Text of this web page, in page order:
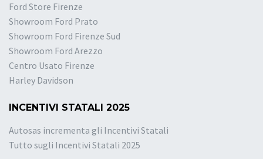
Ford Store Firenze
Showroom Ford Prato
Showroom Ford Firenze Sud
Showroom Ford Arezzo
Centro Usato Firenze
Harley Davidson
INCENTIVI STATALI 2025
Autosas incrementa gli Incentivi Statali
Tutto sugli Incentivi Statali 2025